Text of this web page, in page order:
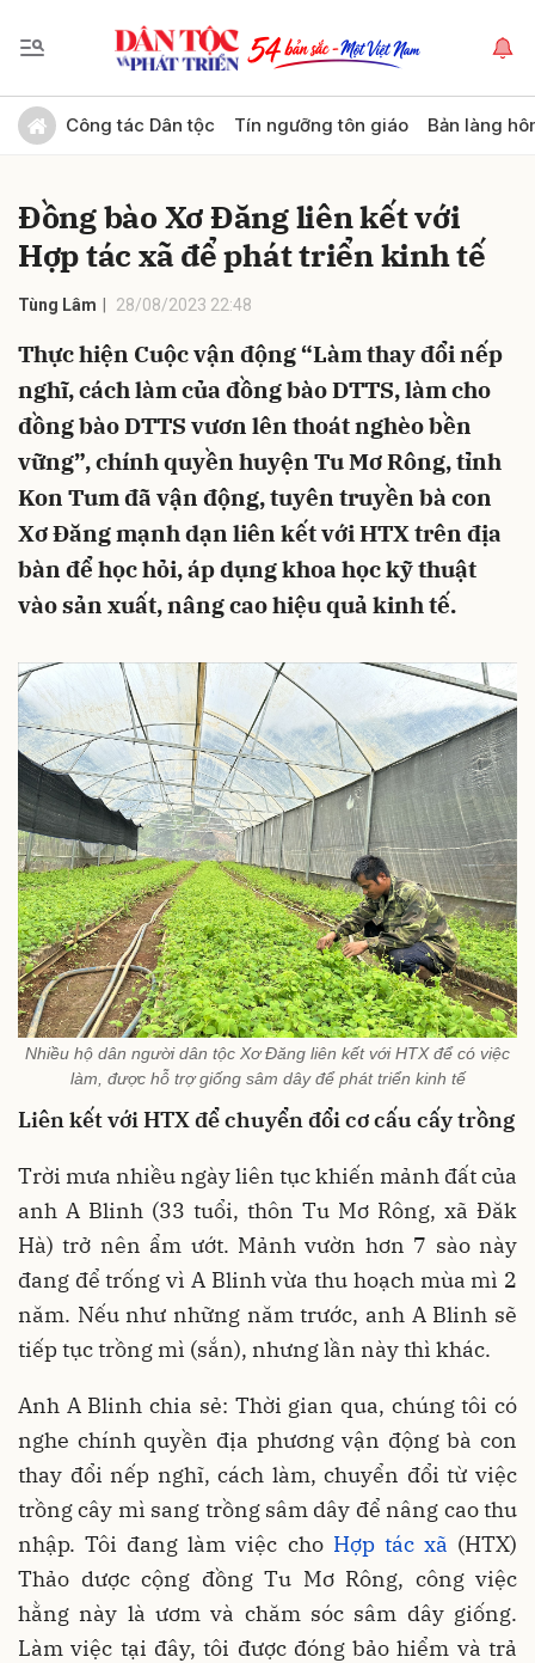
Công tác Dân tộc Tín ngưỡng tôn giáo Bản làng
Đồng bào Xơ Đăng liên kết với
Hợp tác xã để phát triển kinh tế
Tùng Lâm 28/08/2023 22:48
Thực hiện Cuộc vận động “Làm thay đổi nếp
nghĩ, cách làm của đồng bào DTTS, làm cho
đồng bào DTTS vươn lên thoát nghèo bền
vững”, chính quyền huyện Tu Mơ Rông, tỉnh
Kon Tum đã vận động, tuyên truyền bà con
Xơ Đăng mạnh dạn liên kết với HTX trên địa
bàn để học hỏi, áp dụng khoa học kỹ thuật
vào sản xuất, nâng cao hiệu quả kinh tế.
Nhiều hộ dân người dân tộc Xơ Đăng liên kết với HTX để có việc
làm, được hỗ trợ giống sâm dây để phát triển kinh tế
Liên kết với HTX để chuyển đổi cơ cấu cấy trồng
Trời mưa nhiều ngày liên tục khiến mảnh đất của
anh A Blinh (33 tuổi, thôn Tu Mơ Rông, xã Đăk
Hà) trở nên ẩm ướt. Mảnh vườn hơn 7 sào này
đang để trống vì A Blinh vừa thu hoạch mùa mì 2
năm. Nếu như những năm trước, anh A Blinh sẽ
tiếp tục trồng mì (sắn), nhưng lần này thì khác.
Anh A Blinh chia sẻ: Thời gian qua, chúng tôi có
nghe chính quyền địa phương vận động bà con
thay đổi nếp nghĩ, cách làm, chuyển đổi từ việc
trồng cây mì sang trồng sâm dây để nâng cao thu
nhập. Tôi đang làm việc cho Hợp tác xã (HTX)
Thảo dược cộng đồng Tu Mơ Rông, công việc
hằng này là ươm và chăm sóc sâm dây giống.
Làm việc tại đây, tôi được đóng bảo hiểm và trả
Gửi bình luận
Hủy Gửi